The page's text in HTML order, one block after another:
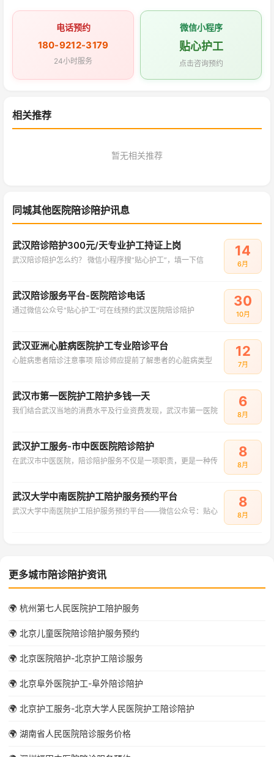
电话预约
180-9212-3179
24小时服务
微信小程序
贴心护工
点击咨询预约
相关推荐
暂无相关推荐
同城其他医院陪诊陪护讯息
武汉陪诊陪护300元/天专业护工持证上岗
武汉陪诊陪护怎么约？ 微信小程序搜“贴心护工”，填一下信
14
6月
武汉陪诊服务平台-医院陪诊电话
通过微信公众号"贴心护工"可在线预约武汉医院陪诊陪护
30
10月
武汉亚洲心脏病医院护工专业陪诊平台
心脏病患者陪诊注意事项 陪诊师应提前了解患者的心脏病类型
12
7月
武汉市第一医院护工陪护多钱一天
我们结合武汉当地的消费水平及行业资费发现，武汉市第一医院
6
8月
武汉护工服务-市中医医院陪诊陪护
在武汉市中医医院，陪诊陪护服务不仅是一项职责，更是一种传
8
8月
武汉大学中南医院护工陪护服务预约平台
武汉大学中南医院护工陪护服务预约平台——微信公众号：贴心
8
8月
更多城市陪诊陪护资讯
🌍 杭州第七人民医院护工陪护服务
🌍 北京儿童医院陪诊陪护服务预约
🌍 北京医院陪护-北京护工陪诊服务
🌍 北京阜外医院护工-阜外陪诊陪护
🌍 北京护工服务-北京大学人民医院护工陪诊陪护
🌍 湖南省人民医院陪诊服务价格